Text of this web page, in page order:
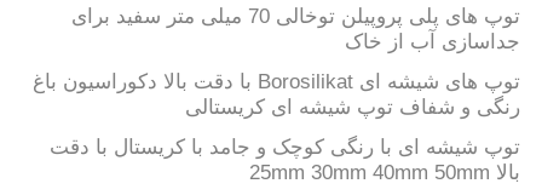
توپ های پلی پروپیلن توخالی 70 میلی متر سفید برای
جداسازی آب از خاک
توپ های شیشه ای Borosilikat با دقت بالا دکوراسیون باغ
رنگی و شفاف توپ شیشه ای کریستالی
توپ شیشه ای با رنگی کوچک و جامد با کریستال با دقت
بالا 25mm 30mm 40mm 50mm